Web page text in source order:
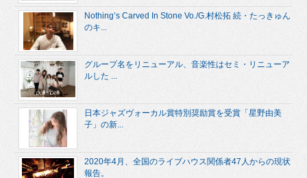
Nothing’s Carved In Stone Vo./G.村松拓 続・たっきゅん
のキ...
グループ名をリニューアル、音楽性はセミ・リニューア
ルした ...
日本ジャズヴォーカル賞特別奨励賞を受賞「星野由美
子」の新...
2020年4月、全国のライブハウス関係者47人からの現状
報告。